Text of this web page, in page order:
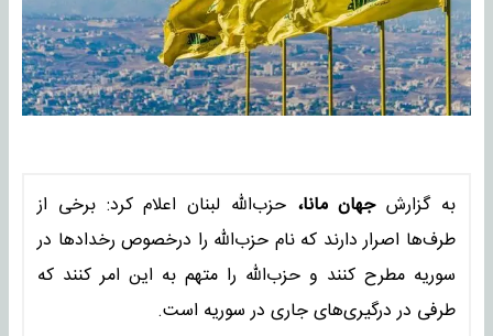
به گزارشجهان مانا، حزب‌الله لبنان اعلام کرد: برخی از
طرف‌ها اصرار دارند که نام حزب‌الله را درخصوص رخدادها در
سوریه مطرح کنند و حزب‌الله را متهم به این امر کنند که
طرفی در درگیری‌های جاری در سوریه است.